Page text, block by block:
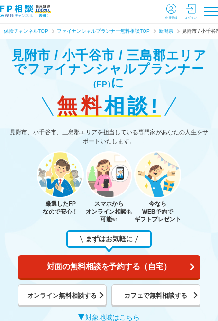
会員登録 ログイン
保険チャンネルTOP ファイナンシャルプランナー無料相談TOP 新潟県 見附市 / 小千谷
見附市 / 小千谷市 / 三島郡エリア
でファイナンシャルプランナー
(FP)に
無料相談!
見附市、小千谷市、三島郡エリアを担当している専門家があなたの人生をサ
ポートいたします。
厳選したFP
なので安心！
スマホから
オンライン相談も
可能※1
今なら
WEB予約で
ギフトプレゼント
まずはお気軽に
対面の無料相談を予約する（自宅）
オンライン無料相談する カフェで無料相談する
対象地域はこちら